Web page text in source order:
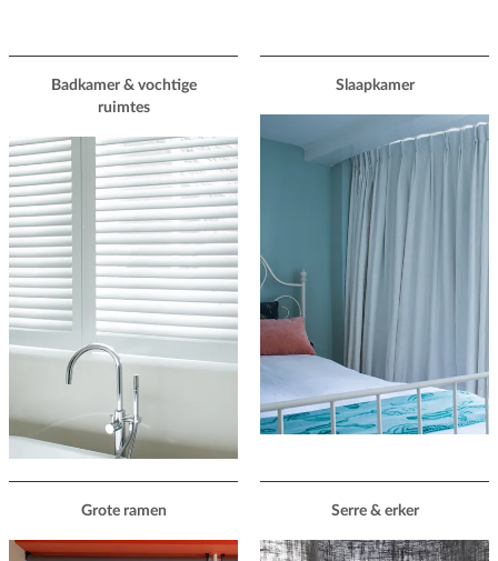
Badkamer & vochtige
ruimtes
Slaapkamer
Grote ramen Serre & erker